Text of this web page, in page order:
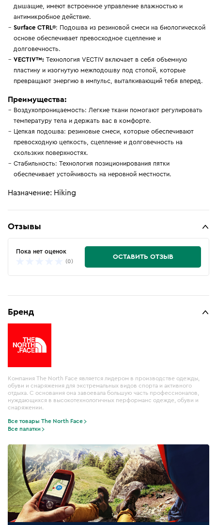
дышащие, имеют встроенное управление влажностью и
антимикробное действие.
Surface CTRL®: Подошва из резиновой смеси на биологической
основе обеспечивает превосходное сцепление и
долговечность.
VECTIV™: Технология VECTIV включает в себя объемную
пластину и изогнутую межподошву под стопой, которые
превращают энергию в импульс, выталкивающий тебя вперед.
Преимущества:
Воздухопроницаемость: Легкие ткани помогают регулировать
температуру тела и держать вас в комфорте.
Цепкая подошва: резиновые смеси, которые обеспечивают
превосходную цепкость, сцепление и долговечность на
скользких поверхностях.
Стабильность: Технология позиционирования пятки
обеспечивает устойчивость на неровной местности.
Назначение: Hiking
Отзывы
Пока нет оценок
(0)
ОСТАВИТЬ ОТЗЫВ
Бренд
Компания The North Face является лидером в производстве одежды,
обуви и снаряжения для экстремальных видов спорта и активного
отдыха. С основания она завоевала большую часть профессионалов,
нуждающихся в высокотехнологичных перформанс одежде, обуви и
снаряжении.
Все товары The North Face
Все палатки